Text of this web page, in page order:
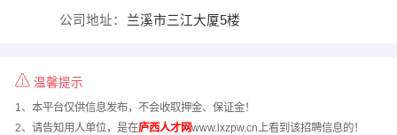
公司地址： 兰溪市三江大厦5楼
温馨提示
1、本平台仅供信息发布，不会收取押金、保证金！
2、请告知用人单位，是在庐西人才网www.lxzpw.cn上看到该招聘信息的！